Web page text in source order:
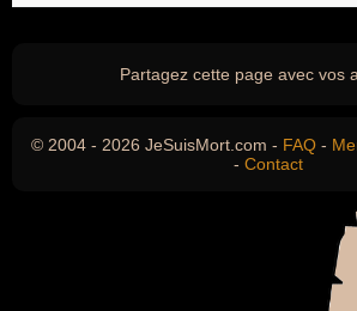
Partagez cette page avec vos
© 2004 - 2026 JeSuisMort.com - FAQ -
- Contact